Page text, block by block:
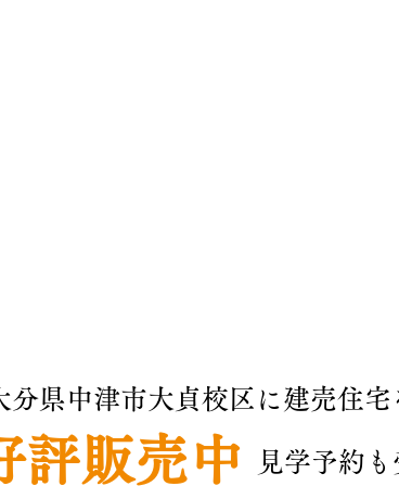
分県中津市大貞校区に建売住宅
評販売中 ​見学予約も